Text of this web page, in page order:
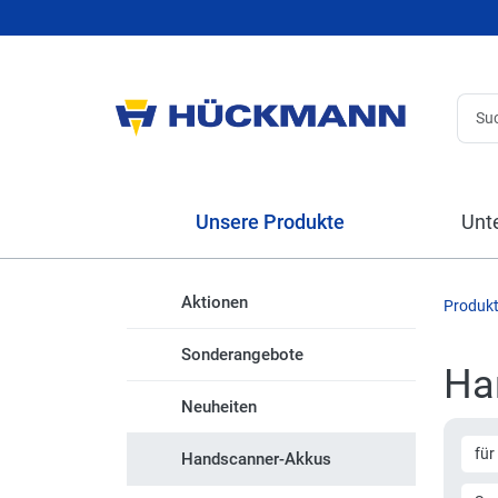
Unsere Produkte
Aktionen
Sonderangebote
Neuheiten
Handscanner-Akkus für